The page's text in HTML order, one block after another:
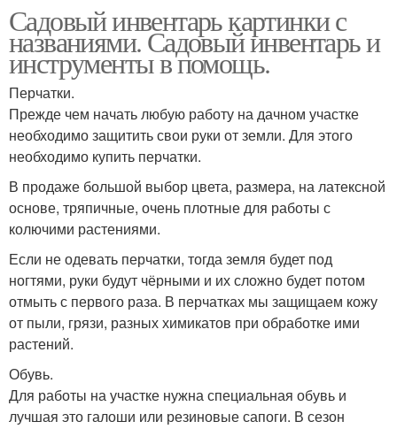
Садовый инвентарь картинки с
названиями. Садовый инвентарь и
инструменты в помощь.
Перчатки.
Прежде чем начать любую работу на дачном участке
необходимо защитить свои руки от земли. Для этого
необходимо купить перчатки.
В продаже большой выбор цвета, размера, на латексной
основе, тряпичные, очень плотные для работы с
колючими растениями.
Если не одевать перчатки, тогда земля будет под
ногтями, руки будут чёрными и их сложно будет потом
отмыть с первого раза. В перчатках мы защищаем кожу
от пыли, грязи, разных химикатов при обработке ими
растений.
Обувь.
Для работы на участке нужна специальная обувь и
лучшая это галоши или резиновые сапоги. В сезон